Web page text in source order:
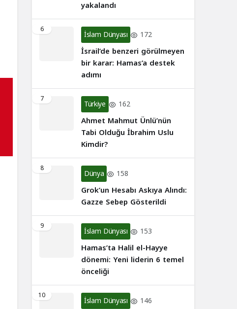
yakalandı
6 İslam Dünyası 172
İsrail’de benzeri görülmeyen
bir karar: Hamas’a destek
adımı
7 Türkiye 162
Ahmet Mahmut Ünlü’nün
Tabi Olduğu İbrahim Uslu
Kimdir?
8 Dünya 158
Grok’un Hesabı Askıya Alındı:
Gazze Sebep Gösterildi
9 İslam Dünyası 153
Hamas’ta Halil el-Hayye
dönemi: Yeni liderin 6 temel
önceliği
10 İslam Dünyası 146